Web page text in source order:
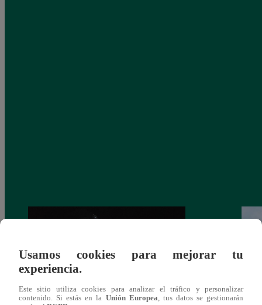
Usamos cookies para mejorar tu
experiencia.
Este sitio utiliza cookies para analizar el tráfico y personalizar
contenido. Si estás en la Unión Europea, tus datos se gestionarán